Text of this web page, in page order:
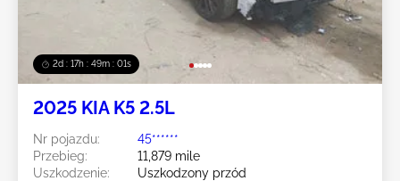
2d : 17h : 48m : 58s
2025 KIA K5 2.5L
Nr pojazdu:
45******
Przebieg:
11,879 mile
Uszkodzenie:
Uszkodzony przód